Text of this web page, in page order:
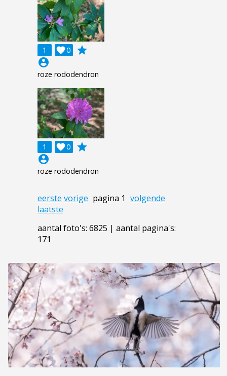
1 0

grade
account_circle
roze rododendron
1 0

grade
account_circle
roze rododendron
eerste vorige pagina 1 volgende
laatste
aantal foto's: 6825 | aantal pagina's:
171